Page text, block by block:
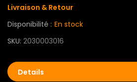
Livraison & Retour
Disponibilité : En stock
SKU 2030003016
Details